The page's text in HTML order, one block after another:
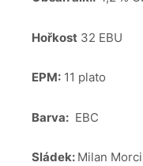
Hořkost 32 EBU
EPM: 11 plato
Barva: EBC
Sládek: Milan